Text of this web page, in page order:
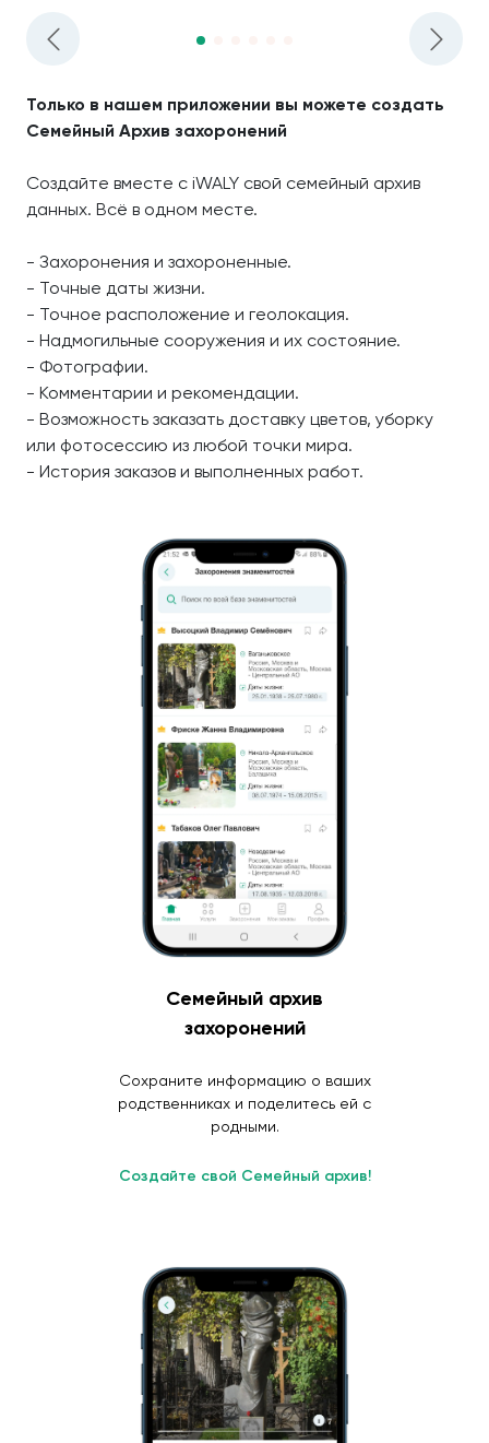
Только в нашем приложении вы можете создать
Семейный Архив захоронений
Создайте вместе с iWALY свой семейный архив
данных. Всё в одном месте.
- Захоронения и захороненные.
- Точные даты жизни.
- Точное расположение и геолокация.
- Надмогильные сооружения и их состояние.
- Фотографии.
- Комментарии и рекомендации.
- Возможность заказать доставку цветов, уборку
или фотосессию из любой точки мира.
- История заказов и выполненных работ.
Семейный архив
захоронений
Сохраните информацию о ваших
родственниках и поделитесь ей с
родными.
Создайте свой Семейный архив!